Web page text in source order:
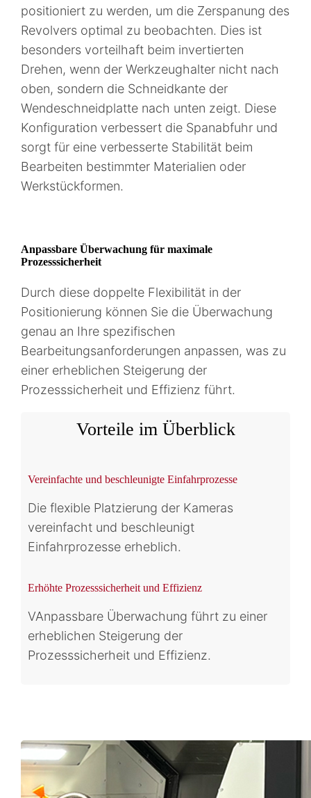
positioniert zu werden, um die Zerspanung des
Revolvers optimal zu beobachten. Dies ist
besonders vorteilhaft beim invertierten
Drehen, wenn der Werkzeughalter nicht nach
oben, sondern die Schneidkante der
Wendeschneidplatte nach unten zeigt. Diese
Konfiguration verbessert die Spanabfuhr und
sorgt für eine verbesserte Stabilität beim
Bearbeiten bestimmter Materialien oder
Werkstückformen.
Anpassbare Überwachung für maximale
Prozesssicherheit
Durch diese doppelte Flexibilität in der
Positionierung können Sie die Überwachung
genau an Ihre spezifischen
Bearbeitungsanforderungen anpassen, was zu
einer erheblichen Steigerung der
Prozesssicherheit und Effizienz führt.
Vorteile im Überblick
Vereinfachte und beschleunigte Einfahrprozesse
Die flexible Platzierung der Kameras
vereinfacht und beschleunigt
Einfahrprozesse erheblich.
Erhöhte Prozesssicherheit und Effizienz
VAnpassbare Überwachung führt zu einer
erheblichen Steigerung der
Prozesssicherheit und Effizienz.